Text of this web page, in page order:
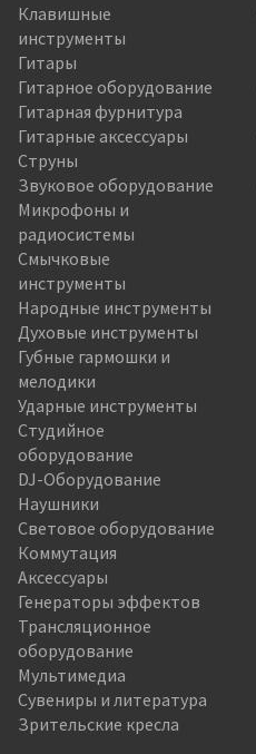
Клавишные
инструменты
Гитары
Гитарное оборудование
Гитарная фурнитура
Гитарные аксессуары
Струны
Звуковое оборудование
Микрофоны и
радиосистемы
Смычковые
инструменты
Народные инструменты
Духовые инструменты
Губные гармошки и
мелодики
Ударные инструменты
Студийное
оборудование
DJ-Оборудование
Наушники
Световое оборудование
Коммутация
Аксессуары
Генераторы эффектов
Трансляционное
оборудование
Мультимедиа
Сувениры и литература
Зрительские кресла